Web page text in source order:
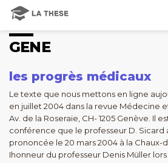
GENE
les progrès médicaux
Le texte que nous mettons en ligne
en juillet 2004 dans la revue Médecine
Av. de la Roseraie, CH- 1205 Genève. Il
conférence que le professeur D. Sicard
prononcée le 20 mars 2004 à la Chaux-
Ihonneur du professeur Denis Müller